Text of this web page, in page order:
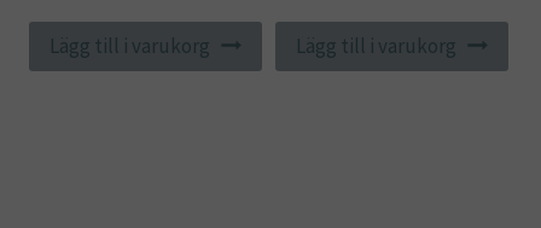
Lägg till i varukorg Lägg till i varukorg